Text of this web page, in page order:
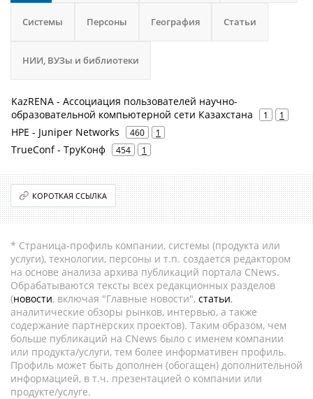
Системы Персоны География Статьи
НИИ, ВУЗы и библиотеки
KazRENA - Ассоциация пользователей научно-
образовательной компьютерной сети Казахстана
1 1
HPE - Juniper Networks 460 1
TrueConf - ТруКонф 454 1
КОРОТКАЯ ССЫЛКА
* Страница-профиль компании, системы (продукта или
услуги), технологии, персоны и т.п. создается редактором
на основе анализа архива публикаций портала CNews.
Обрабатываются тексты всех редакционных разделов
(новости, включая "Главные новости", статьи,
аналитические обзоры рынков, интервью, а также
содержание партнёрских проектов). Таким образом, чем
больше публикаций на CNews было с именем компании
или продукта/услуги, тем более информативен профиль.
Профиль может быть дополнен (обогащен) дополнительной
информацией, в т.ч. презентацией о компании или
продукте/услуге.